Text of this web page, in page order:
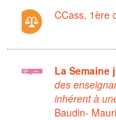
CCass, 1ère
La Semaine
des
inhérent à
Baudin-